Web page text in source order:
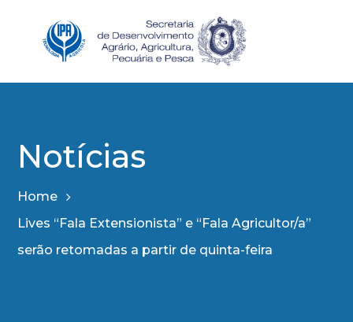
Notícias
Home
Lives “Fala Extensionista” e “Fala Agricultor/a”
serão retomadas a partir de quinta-feira